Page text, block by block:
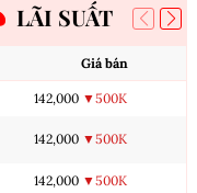
LÃI SUẤT
Giá bán
142,000 ▼500K
142,000 ▼500K
142,000 ▼500K